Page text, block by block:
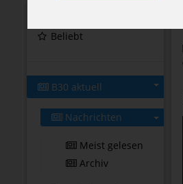
Beliebt
B30 aktuell
Nachrichten
Meist gelesen
Archiv